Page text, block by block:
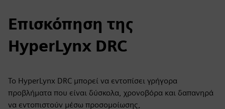
Επισκόπηση της
HyperLynx DRC
Το HyperLynx DRC μπορεί να εντοπίσει γρήγορα
προβλήματα που είναι δύσκολα, χρονοβόρα και δαπανηρά
να εντοπιστούν μέσω προσομοίωσης,